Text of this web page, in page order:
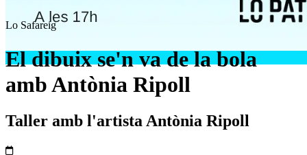
Lo Safareig
El dibuix se'n va de la bola
amb Antònia Ripoll
Taller amb l'artista Antònia Ripoll